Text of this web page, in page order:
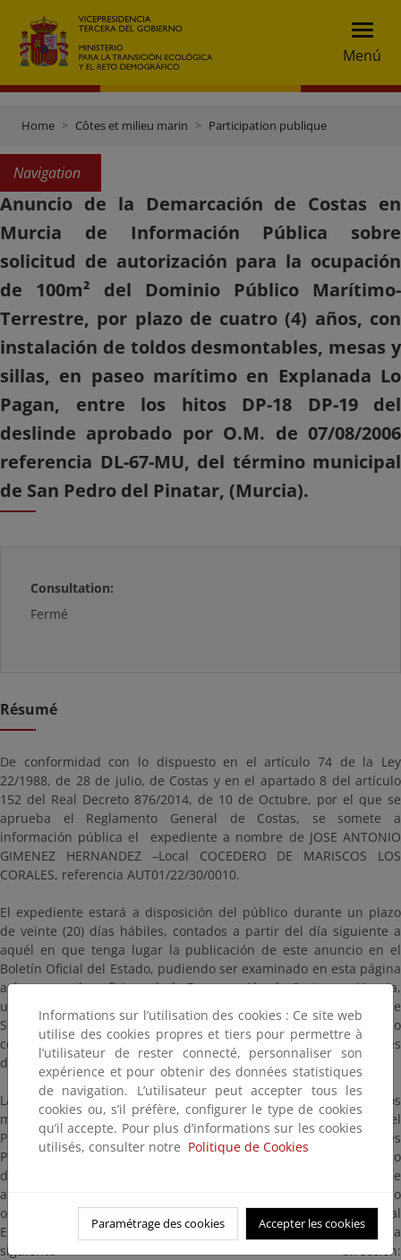
Menú
Home Côtes et milieu marin Participation publique
Navigation
Anuncio de la Demarcación de Costas en
Murcia de Información Pública sobre
solicitud de autorización para la ocupación
de 100m² del Dominio Público Marítimo-
Terrestre, por plazo de cuatro (4) años, con
instalación de toldos desmontables, mesas y
sillas, en paseo marítimo en Explanada Lo
Pagan, entre los hitos DP-18 DP-19 del
deslinde aprobado por O.M. de 07/08/2006
referencia DL-67-MU, del término municipal
de San Pedro del Pinatar, (Murcia).
Consultation:
Fermé
Résumé
De conformidad con lo dispuesto en el artículo 74 de la Ley
22/1988, de 28 de julio, de Costas y en el apartado 8 del artículo
152 del Real Decreto 876/2014, de 10 de Octubre, por el que se
aprueba el Reglamento General de Costas, se somete a
información pública el expediente a nombre de JOSE ANTONIO
GIMENEZ HERNANDEZ –Local COCEDERO DE MARISCOS LOS
CORALES, referencia AUT01/22/30/0010.
El expediente estará a disposición del público durante un plazo
de veinte (20) días hábiles, contados a partir del día siguiente a
aquél en que tenga lugar la publicación de este anuncio en el
Boletín Oficial del Estado, pudiendo ser examinado en esta página
así como en las oficinas de la Demarcación de Costas en Murcia,
ubicadas en Avenida Alfonso X “El Sabio”, 6 – 1ª planta, Edificio de
Servicios Múltiples, 30071, Murcia, en días hábiles y en horario
comprendido entre las 9:00 y las 14:00 horas, previa cita a través
de la dirección de correo electrónico bzn-dcmurcia@miteco.es
Las alegaciones y observaciones se presentarán según los
mecanismos establecidos en la Ley 39/2015, de 1 de octubre, del
Procedimiento Administrativo Común de las Administraciones
Públicas, dirigidas a la Demarcación de Costas en Murcia (Código
de identificación: EA0043352), citando las referencias que
aparecen en este anuncio. En particular, si dispone de certificado
o DNI electrónicos en vigor, puede hacer uso del Registro General
Electrónico de la Administración General del Estado en la
siguiente dirección:
Informations sur l’utilisation des cookies : Ce site web
utilise des cookies propres et tiers pour permettre à
l’utilisateur de rester connecté, personnaliser son
expérience et pour obtenir des données statistiques
de navigation. L’utilisateur peut accepter tous les
cookies ou, s’il préfère, configurer le type de cookies
qu’il accepte. Pour plus d’informations sur les cookies
utilisés, consulter notre Politique de Cookies
Paramétrage des cookies Accepter les cookies